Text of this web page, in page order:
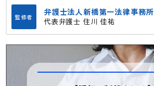
監修者 弁護士法人新橋第一法律事務所
代表弁護士 住川 佳祐